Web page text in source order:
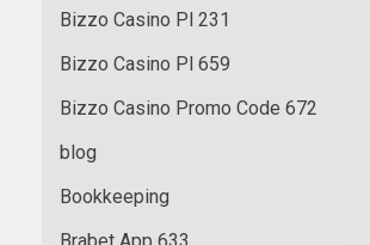
Bizzo Casino Pl 231
Bizzo Casino Pl 659
Bizzo Casino Promo Code 672
blog
Bookkeeping